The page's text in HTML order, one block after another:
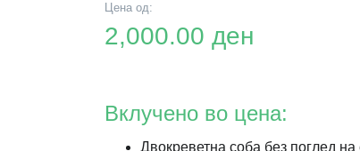
Цена од:
2,000.00 ден
Вклучено во цена:
Двокреветна соба без поглед на